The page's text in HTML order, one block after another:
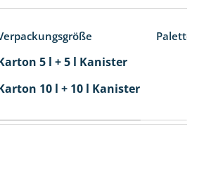
5 l + 5 l Kanister
10 l + 10 l Kanister